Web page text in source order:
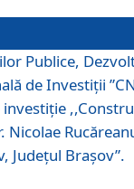
Publice,
de Investiţii
Nicolae
Județul Brașov”.